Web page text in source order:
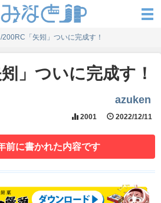
200RC「矢矧」ついに完成す！
」ついに完成す！
azuken
2001 2022/12/11
前に書かれた内容です